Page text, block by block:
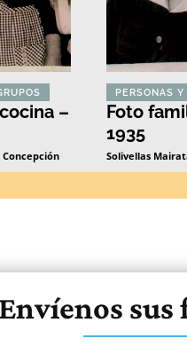
–
PERSONAS Y
Foto
1935
Solivellas
Envíenos